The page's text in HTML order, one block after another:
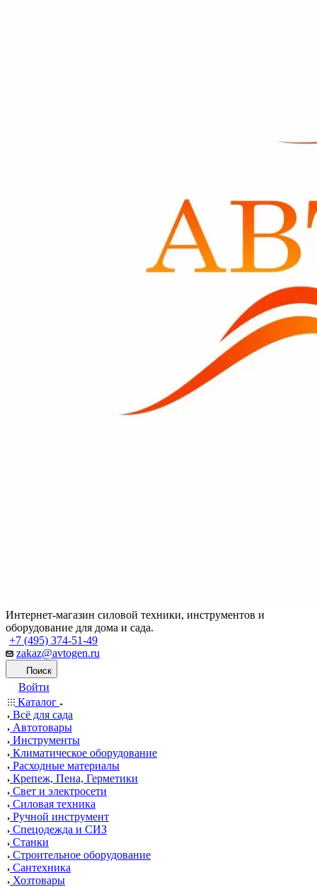
Интернет-магазин силовой техники, инструментов и
оборудование для дома и сада.
+7 (495) 374-51-49
zakaz@avtogen.ru
Поиск
Войти
Каталог
Всё для сада
Автотовары
Инструменты
Климатическое оборудование
Расходные материалы
Крепеж, Пена, Герметики
Свет и электросети
Силовая техника
Ручной инструмент
Спецодежда и СИЗ
Станки
Строительное оборудование
Сантехника
Хозтовары